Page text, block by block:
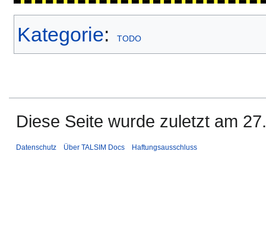
Kategorie: TODO
Diese Seite wurde zuletzt am
Datenschutz Über TALSIM Docs Haftungsausschluss